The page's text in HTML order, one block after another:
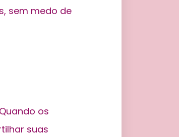
sem medo de
os
suas